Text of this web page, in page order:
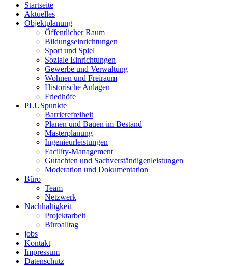
Startseite
Aktuelles
Objektplanung
Öffentlicher Raum
Bildungseinrichtungen
Sport und Spiel
Soziale Einrichtungen
Gewerbe und Verwaltung
Wohnen und Freiraum
Historische Anlagen
Friedhöfe
PLUSpunkte
Barrierefreiheit
Planen und Bauen im Bestand
Masterplanung
Ingenieurleistungen
Facility-Management
Gutachten und Sachverständigenleistungen
Moderation und Dokumentation
Büro
Team
Netzwerk
Nachhaltigkeit
Projektarbeit
Büroalltag
jobs
Kontakt
Impressum
Datenschutz